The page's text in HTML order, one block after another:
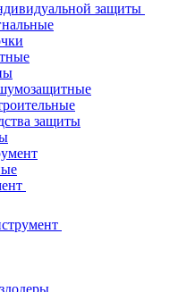
защиты
защиты